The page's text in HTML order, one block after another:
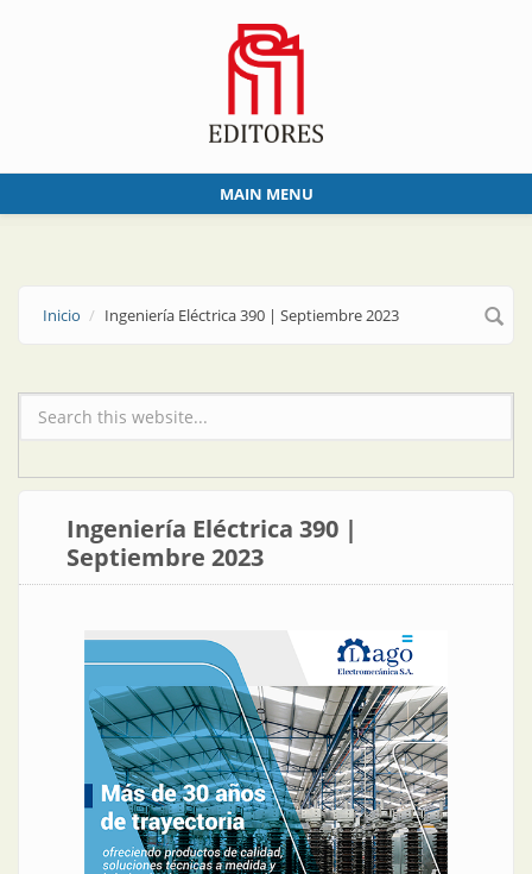
MAIN MENU
Inicio Ingeniería Eléctrica 390 | Septiembre 2023
Formulario de búsqueda
Ingeniería Eléctrica 390 |
Septiembre 2023